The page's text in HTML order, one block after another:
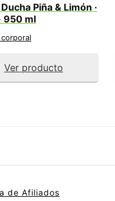
Piña & Limón ·
950 ml
Ver producto
de Afiliados